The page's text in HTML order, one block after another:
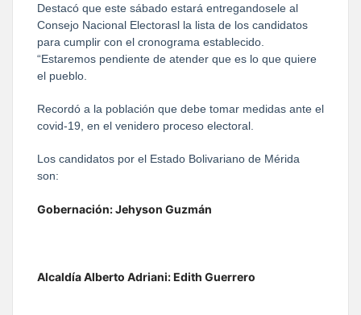
Destacó que este sábado estará entregandosele al
Consejo Nacional Electorasl la lista de los candidatos
para cumplir con el cronograma establecido.
“Estaremos pendiente de atender que es lo que quiere
el pueblo.
Recordó a la población que debe tomar medidas ante el
covid-19, en el venidero proceso electoral.
Los candidatos por el Estado Bolivariano de Mérida
son:
Gobernación: Jehyson Guzmán
Alcaldía Alberto Adriani: Edith Guerrero